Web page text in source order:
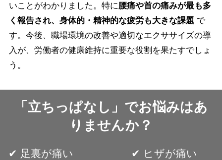
いことがわかりました。特に腰痛や首の痛みが最も多
く報告され、身体的・精神的な疲労も大きな課題 で
す。今後、職場環境の改善や適切なエクササイズの導
入が、労働者の健康維持に重要な役割を果たすでしょ
う。
「立ちっぱなし」でお悩みはあ
りませんか？
✔︎ 足裏が痛い
✔︎ ヒザが痛い